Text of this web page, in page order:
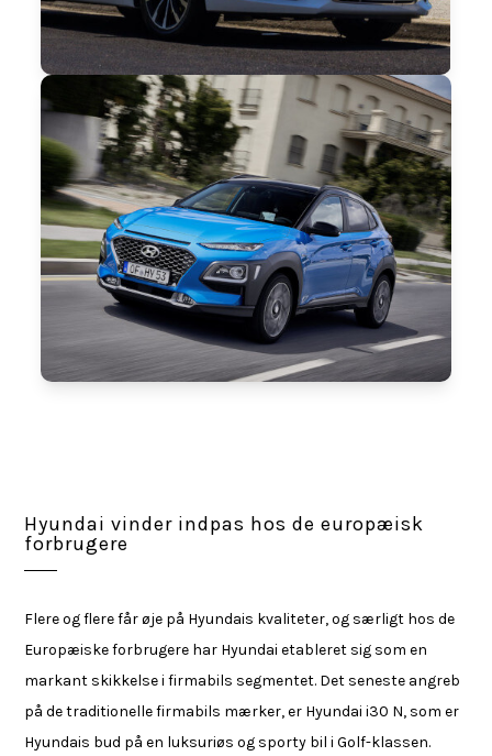
Hyundai vinder indpas hos de europæisk
forbrugere
Flere og flere får øje på Hyundais kvaliteter, og særligt hos de
Europæiske forbrugere har Hyundai etableret sig som en
markant skikkelse i firmabils segmentet. Det seneste angreb
på de traditionelle firmabils mærker, er Hyundai i30 N, som er
Hyundais bud på en luksuriøs og sporty bil i Golf-klassen.